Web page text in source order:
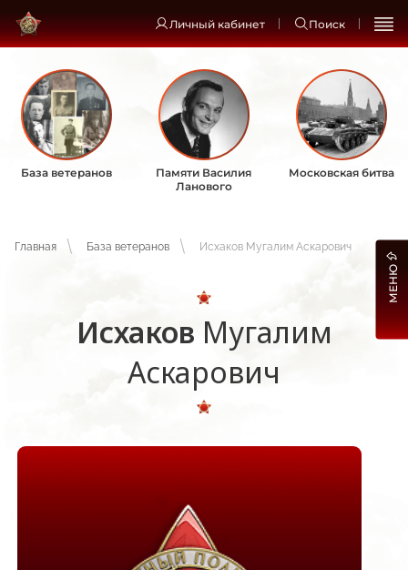
Личный кабинет Поиск
База ветеранов
Памяти Василия
Ланового
Московская битва
Главная База ветеранов Исхаков Мугалим Аскарович
Исхаков Мугалим
Аскарович
МЕНЮ